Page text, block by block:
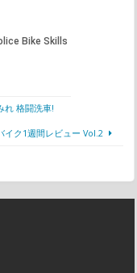
れ 格闘洗車!
イク1週間レビュー Vol.2